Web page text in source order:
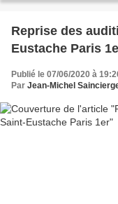
Reprise des
Eustache Paris
Publié le 07/06/2020 à
Par Jean-Michel